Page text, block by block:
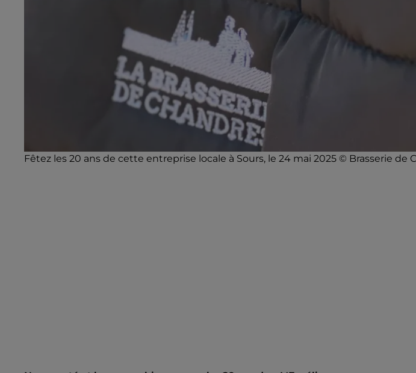
Fêtez les 20 ans de cette entreprise locale à Sours, le 24 mai 2025 © Brasserie de